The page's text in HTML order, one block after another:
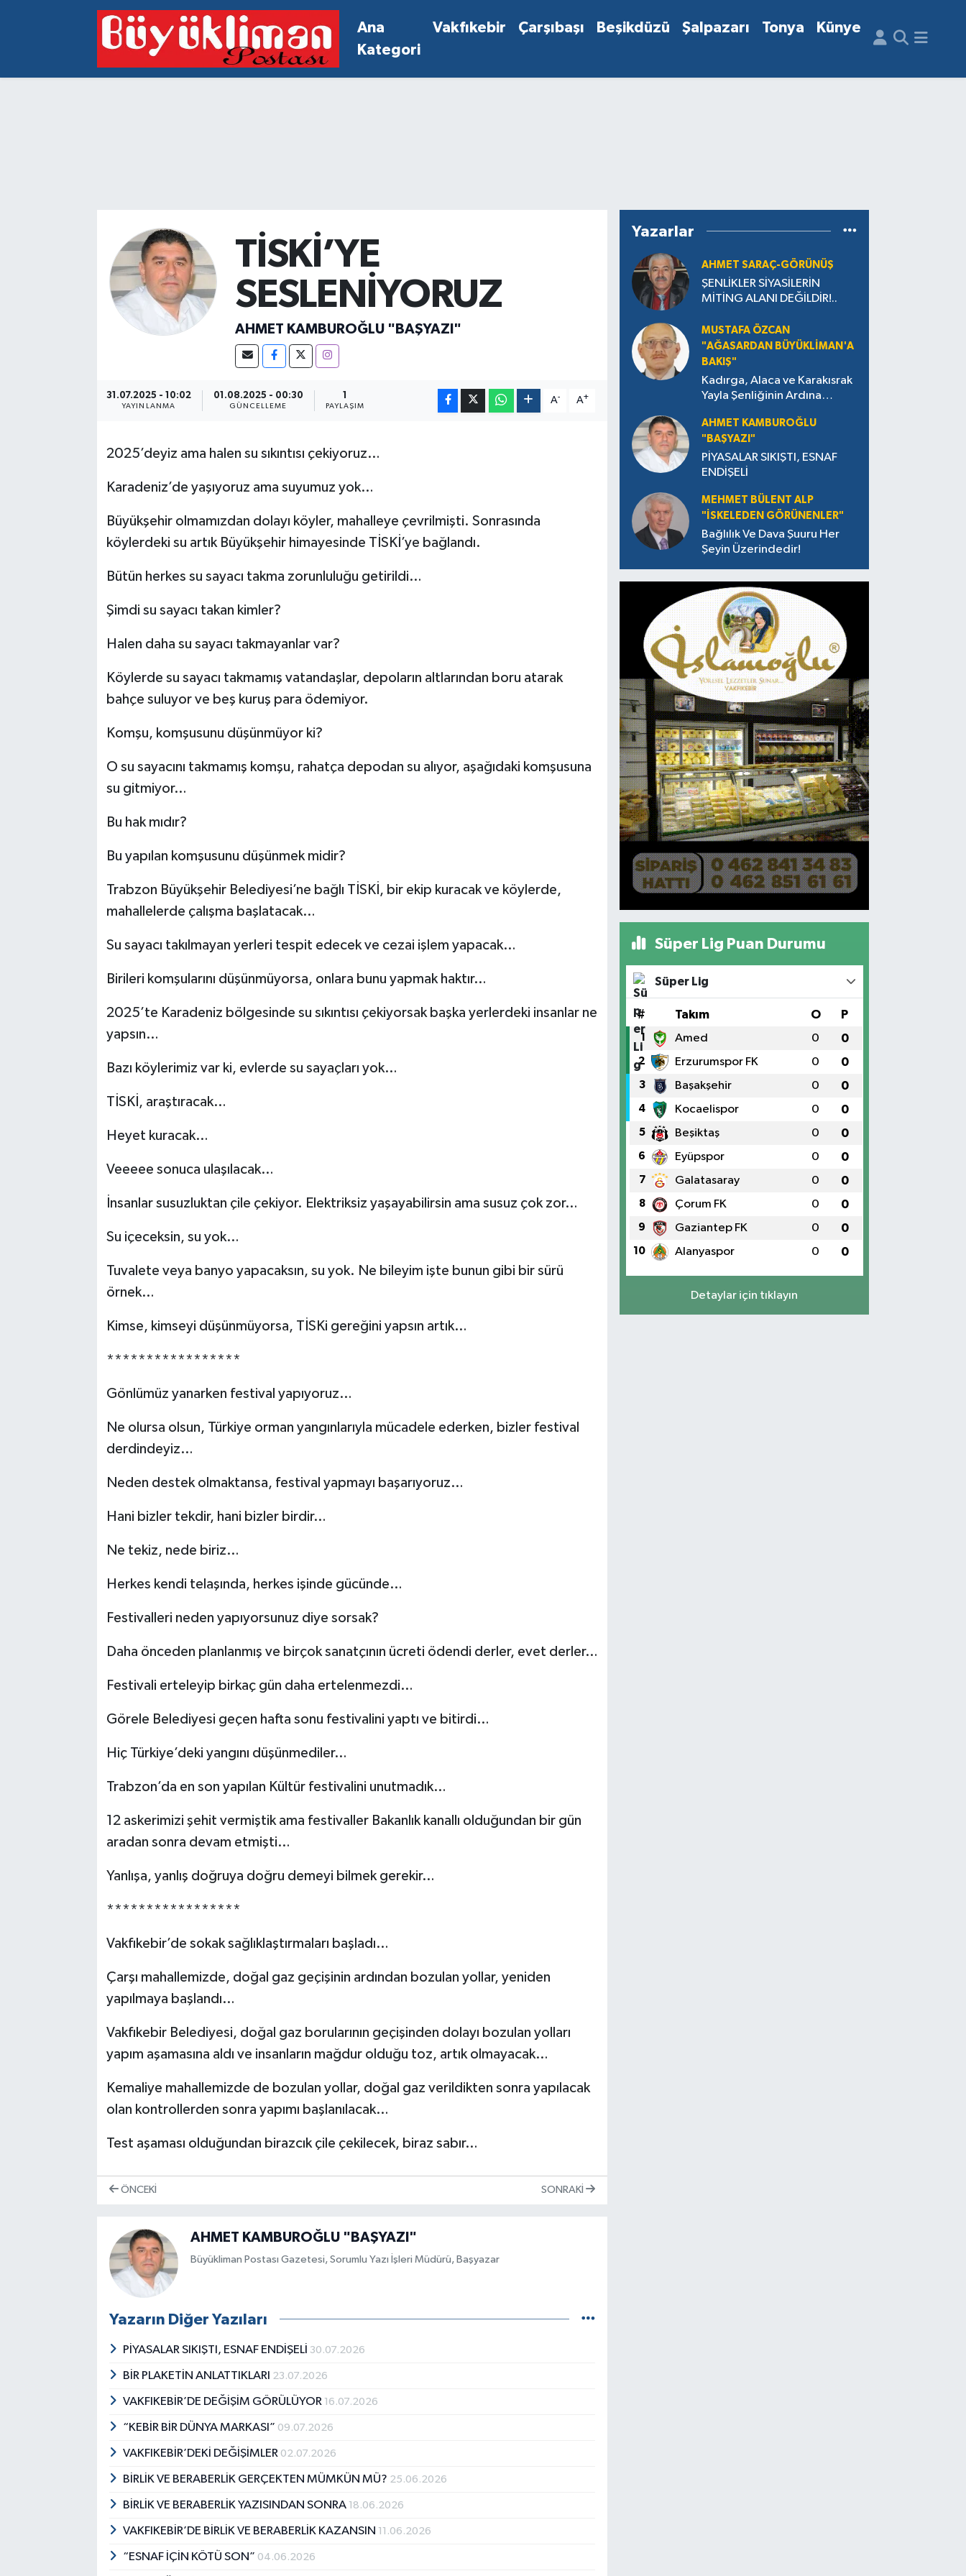
Ana
Kategori
Vakfıkebir Çarşıbaşı Beşikdüzü Şalpazarı Tonya Künye
TİSKİ’YE
SESLENİYORUZ
AHMET KAMBUROĞLU "BAŞYAZI"
31.07.2025 - 10:02
YAYINLANMA
01.08.2025 - 00:30
GÜNCELLEME
1
PAYLAŞIM
A- A+
2025’deyiz ama halen su sıkıntısı çekiyoruz…
Karadeniz’de yaşıyoruz ama suyumuz yok…
Büyükşehir olmamızdan dolayı köyler, mahalleye çevrilmişti. Sonrasında
köylerdeki su artık Büyükşehir himayesinde TİSKİ’ye bağlandı.
Bütün herkes su sayacı takma zorunluluğu getirildi…
Şimdi su sayacı takan kimler?
Halen daha su sayacı takmayanlar var?
Köylerde su sayacı takmamış vatandaşlar, depoların altlarından boru atarak
bahçe suluyor ve beş kuruş para ödemiyor.
Komşu, komşusunu düşünmüyor ki?
O su sayacını takmamış komşu, rahatça depodan su alıyor, aşağıdaki komşusuna
su gitmiyor…
Bu hak mıdır?
Bu yapılan komşusunu düşünmek midir?
Trabzon Büyükşehir Belediyesi’ne bağlı TİSKİ, bir ekip kuracak ve köylerde,
mahallelerde çalışma başlatacak…
Su sayacı takılmayan yerleri tespit edecek ve cezai işlem yapacak…
Birileri komşularını düşünmüyorsa, onlara bunu yapmak haktır…
2025’te Karadeniz bölgesinde su sıkıntısı çekiyorsak başka yerlerdeki insanlar ne
yapsın…
Bazı köylerimiz var ki, evlerde su sayaçları yok…
TİSKİ, araştıracak…
Heyet kuracak…
Veeeee sonuca ulaşılacak…
İnsanlar susuzluktan çile çekiyor. Elektriksiz yaşayabilirsin ama susuz çok zor…
Su içeceksin, su yok…
Tuvalete veya banyo yapacaksın, su yok. Ne bileyim işte bunun gibi bir sürü
örnek…
Kimse, kimseyi düşünmüyorsa, TİSKi gereğini yapsın artık…
*****************
Gönlümüz yanarken festival yapıyoruz…
Ne olursa olsun, Türkiye orman yangınlarıyla mücadele ederken, bizler festival
derdindeyiz…
Neden destek olmaktansa, festival yapmayı başarıyoruz…
Hani bizler tekdir, hani bizler birdir…
Ne tekiz, nede biriz…
Herkes kendi telaşında, herkes işinde gücünde…
Festivalleri neden yapıyorsunuz diye sorsak?
Daha önceden planlanmış ve birçok sanatçının ücreti ödendi derler, evet derler…
Festivali erteleyip birkaç gün daha ertelenmezdi…
Görele Belediyesi geçen hafta sonu festivalini yaptı ve bitirdi…
Hiç Türkiye’deki yangını düşünmediler…
Trabzon’da en son yapılan Kültür festivalini unutmadık…
12 askerimizi şehit vermiştik ama festivaller Bakanlık kanallı olduğundan bir gün
aradan sonra devam etmişti…
Yanlışa, yanlış doğruya doğru demeyi bilmek gerekir…
*****************
Vakfıkebir’de sokak sağlıklaştırmaları başladı…
Çarşı mahallemizde, doğal gaz geçişinin ardından bozulan yollar, yeniden
yapılmaya başlandı…
Vakfıkebir Belediyesi, doğal gaz borularının geçişinden dolayı bozulan yolları
yapım aşamasına aldı ve insanların mağdur olduğu toz, artık olmayacak…
Kemaliye mahallemizde de bozulan yollar, doğal gaz verildikten sonra yapılacak
olan kontrollerden sonra yapımı başlanılacak…
Test aşaması olduğundan birazcık çile çekilecek, biraz sabır…
ÖNCEKI SONRAKI
AHMET KAMBUROĞLU "BAŞYAZI"
Büyükliman Postası Gazetesi, Sorumlu Yazı İşleri Müdürü, Başyazar
Yazarın Diğer Yazıları
PİYASALAR SIKIŞTI, ESNAF ENDİŞELİ 30.07.2026
BİR PLAKETİN ANLATTIKLARI 23.07.2026
VAKFIKEBİR’DE DEĞİŞİM GÖRÜLÜYOR 16.07.2026
“KEBİR BİR DÜNYA MARKASI” 09.07.2026
VAKFIKEBİR’DEKİ DEĞİŞİMLER 02.07.2026
BİRLİK VE BERABERLİK GERÇEKTEN MÜMKÜN MÜ? 25.06.2026
BİRLİK VE BERABERLİK YAZISINDAN SONRA 18.06.2026
VAKFIKEBİR’DE BİRLİK VE BERABERLİK KAZANSIN 11.06.2026
“ESNAF İÇİN KÖTÜ SON” 04.06.2026
Yazarlar
AHMET SARAÇ-GÖRÜNÜŞ
ŞENLİKLER SİYASİLERİN
MİTİNG ALANI DEĞİLDİR!..
MUSTAFA ÖZCAN
"AĞASARDAN BÜYÜKLİMAN'A
BAKIŞ"
Kadırga, Alaca ve Karakısrak
Yayla Şenliğinin Ardına
AHMET KAMBUROĞLU
"BAŞYAZI"
PİYASALAR SIKIŞTI, ESNAF
ENDİŞELİ
MEHMET BÜLENT ALP
"İSKELEDEN GÖRÜNENLER"
Bağlılık Ve Dava Şuuru Her
Şeyin Üzerindedir!
Süper Lig Puan Durumu
Süper Lig
# Takım O P
1 Amed 0 0
2 Erzurumspor FK 0 0
3 Başakşehir 0 0
4 Kocaelispor 0 0
5 Beşiktaş 0 0
6 Eyüpspor 0 0
7 Galatasaray 0 0
8 Çorum FK 0 0
9 Gaziantep FK 0 0
10 Alanyaspor 0 0
Detaylar için tıklayın
Vakfıkebir Hava Durumu